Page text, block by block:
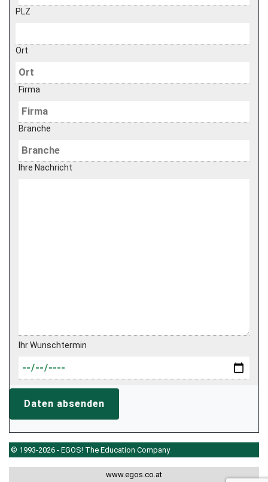
PLZ
Ort
Firma
Branche
Ihre Nachricht
Ihr Wunschtermin
Daten absenden
© 1993-2026 - EGOS! The Education Company
www.egos.co.at